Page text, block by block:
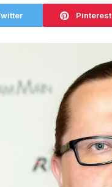
Pinterest